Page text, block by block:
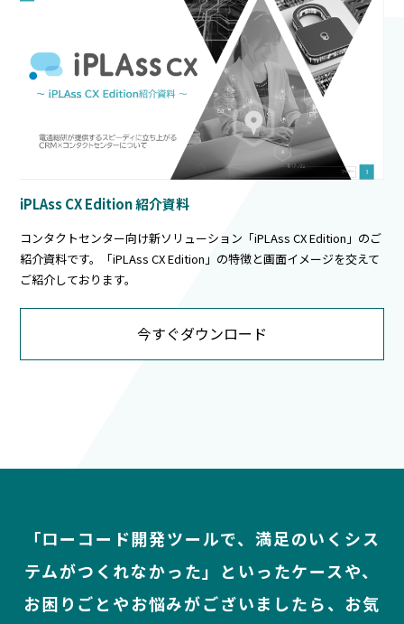
iPLAss CX Edition 紹介資料
コンタクトセンター向け新ソリューション「iPLAss CX Edition」のご
紹介資料です。「iPLAss CX Edition」の特徴と画面イメージを交えて
ご紹介しております。
今すぐダウンロード
「ローコード開発ツールで、満足のいくシス
テムがつくれなかった」といったケースや、
お困りごとやお悩みがございましたら、お気